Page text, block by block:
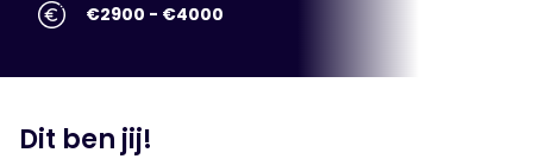
€2900 - €4000
Dit ben jij!